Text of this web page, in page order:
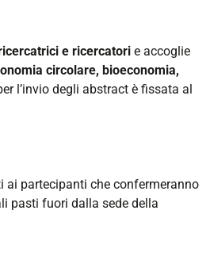
e ricercatori e accoglie
circolare, bioeconomia,
l’invio degli abstract è fissata al
ai partecipanti che confermeranno
pasti fuori dalla sede della